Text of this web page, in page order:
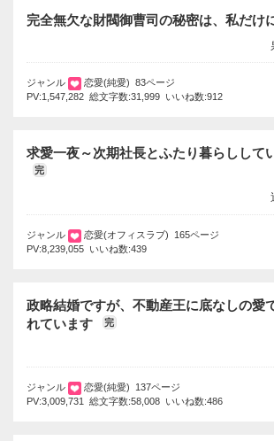
完全無欠な財閥御曹司の秘密は、私だけ
ジャンル
恋愛(純愛) 83ページ
PV:1,547,282 総文字数:31,999 いいね数:912
求愛一夜～次期社長とふたり暮らしして
完
ジャンル
恋愛(オフィスラブ) 165ページ
PV:8,239,055 いいね数:439
政略結婚ですが、不動産王に底なしの愛
れています
完
ジャンル
恋愛(純愛) 137ページ
PV:3,009,731 総文字数:58,008 いいね数:486